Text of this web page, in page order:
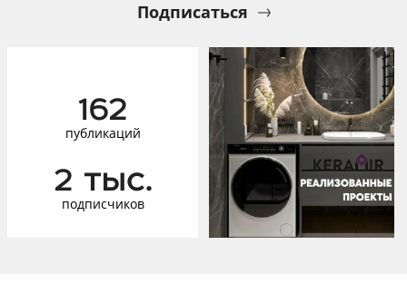
Подписаться
162
публикаций
2 тыс.
подписчиков